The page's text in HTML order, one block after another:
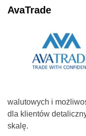
AvaTrade
walutowych i
dla klientów
skalę.